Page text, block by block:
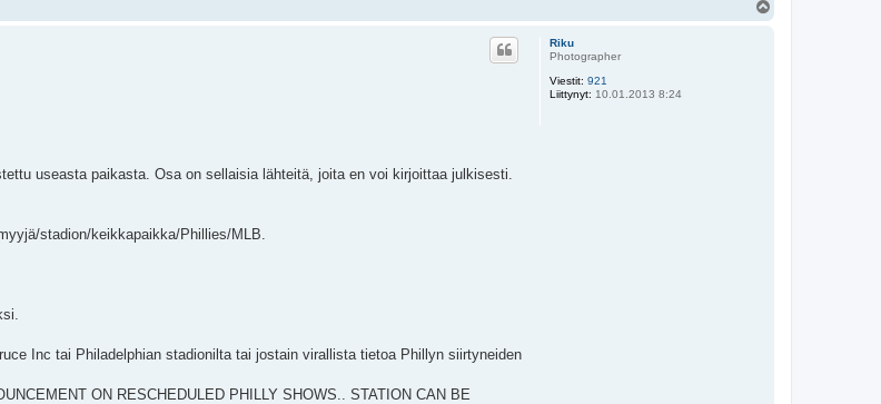
Riku
Photographer
Viestit: 921
Liittynyt: 10.01.2013 8:24
useasta paikasta. Osa on sellaisia lähteitä, joita en voi kirjoittaa julkisesti.
stadion/keikkapaikka/Phillies/MLB.
Inc tai Philadelphian stadionilta tai jostain virallista tietoa Phillyn siirtyneiden
ON RESCHEDULED PHILLY SHOWS.. STATION CAN BE